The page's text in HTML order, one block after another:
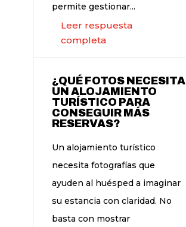
permite gestionar...
Leer respuesta
completa
¿QUÉ FOTOS NECESITA
UN ALOJAMIENTO
TURÍSTICO PARA
CONSEGUIR MÁS
RESERVAS?
Un alojamiento turístico
necesita fotografías que
ayuden al huésped a imaginar
su estancia con claridad. No
basta con mostrar